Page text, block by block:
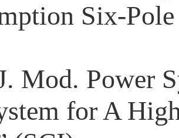
Six-
Mod. Power
for A